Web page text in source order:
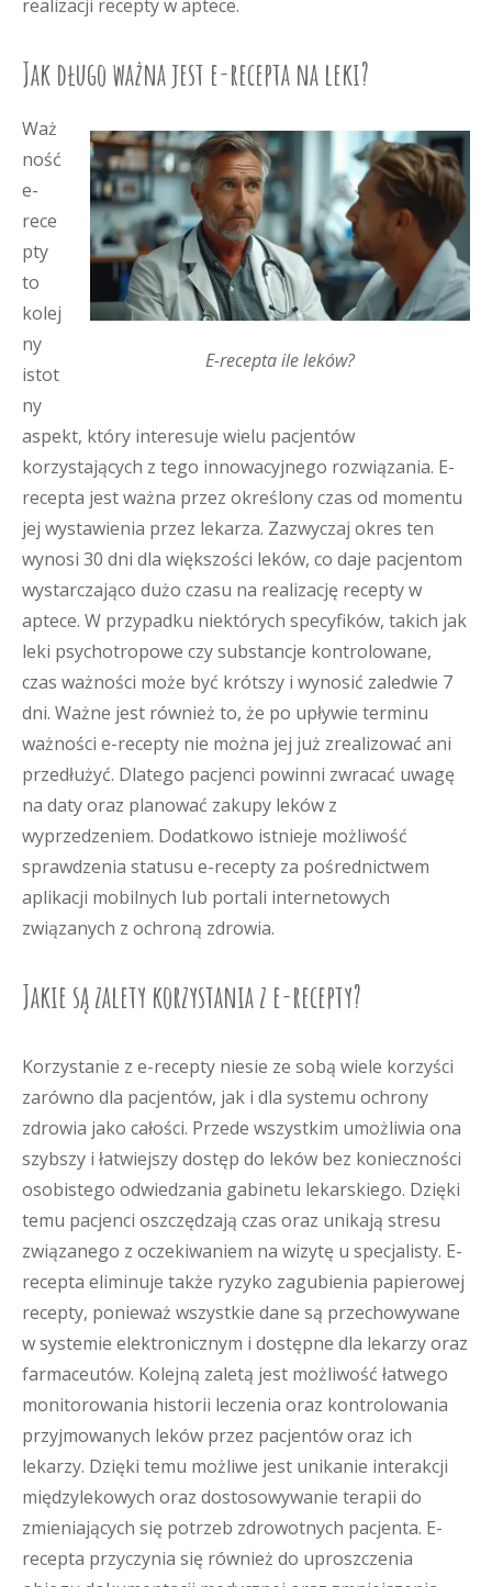
realizacji recepty w aptece.
Jak długo ważna jest e-recepta na leki?
E-recepta ile leków?
Waż
ność
e-
rece
pty
to
kolej
ny
istot
ny
aspekt, który interesuje wielu pacjentów
korzystających z tego innowacyjnego rozwiązania. E-
recepta jest ważna przez określony czas od momentu
jej wystawienia przez lekarza. Zazwyczaj okres ten
wynosi 30 dni dla większości leków, co daje pacjentom
wystarczająco dużo czasu na realizację recepty w
aptece. W przypadku niektórych specyfików, takich jak
leki psychotropowe czy substancje kontrolowane,
czas ważności może być krótszy i wynosić zaledwie 7
dni. Ważne jest również to, że po upływie terminu
ważności e-recepty nie można jej już zrealizować ani
przedłużyć. Dlatego pacjenci powinni zwracać uwagę
na daty oraz planować zakupy leków z
wyprzedzeniem. Dodatkowo istnieje możliwość
sprawdzenia statusu e-recepty za pośrednictwem
aplikacji mobilnych lub portali internetowych
związanych z ochroną zdrowia.
Jakie są zalety korzystania z e-recepty?
Korzystanie z e-recepty niesie ze sobą wiele korzyści
zarówno dla pacjentów, jak i dla systemu ochrony
zdrowia jako całości. Przede wszystkim umożliwia ona
szybszy i łatwiejszy dostęp do leków bez konieczności
osobistego odwiedzania gabinetu lekarskiego. Dzięki
temu pacjenci oszczędzają czas oraz unikają stresu
związanego z oczekiwaniem na wizytę u specjalisty. E-
recepta eliminuje także ryzyko zagubienia papierowej
recepty, ponieważ wszystkie dane są przechowywane
w systemie elektronicznym i dostępne dla lekarzy oraz
farmaceutów. Kolejną zaletą jest możliwość łatwego
monitorowania historii leczenia oraz kontrolowania
przyjmowanych leków przez pacjentów oraz ich
lekarzy. Dzięki temu możliwe jest unikanie interakcji
międzylekowych oraz dostosowywanie terapii do
zmieniających się potrzeb zdrowotnych pacjenta. E-
recepta przyczynia się również do uproszczenia